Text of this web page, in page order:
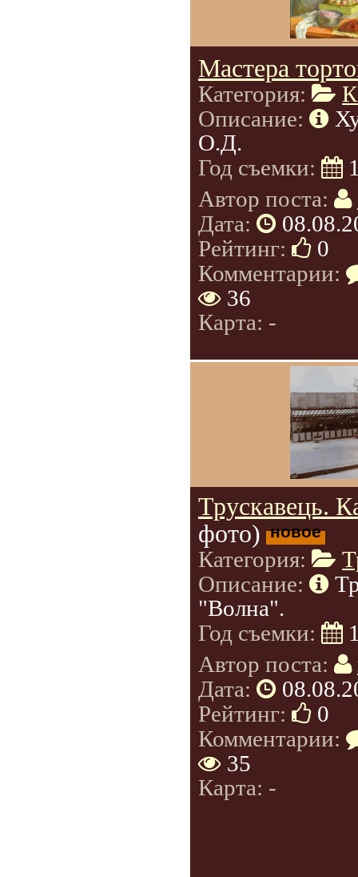
Мастера
Категория:
Описание:
О.Д.
Год съемки:
Автор поста:
Дата:
Рейтинг:
0
Комментарии:
36
Карта: -
Трускавець.
фото) новое
Категория:
Описание:
"Волна".
Год съемки:
Автор поста:
Дата:
Рейтинг:
0
Комментарии:
35
Карта: -